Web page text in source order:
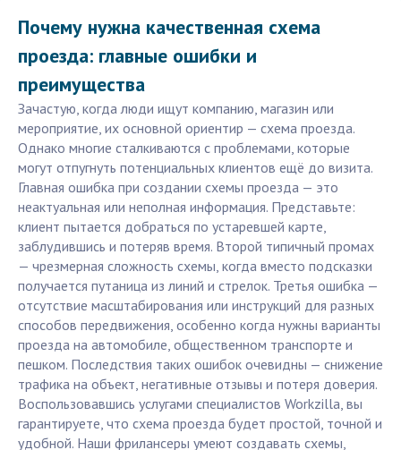
Почему нужна качественная схема
проезда: главные ошибки и
преимущества
Зачастую, когда люди ищут компанию, магазин или
мероприятие, их основной ориентир — схема проезда.
Однако многие сталкиваются с проблемами, которые
могут отпугнуть потенциальных клиентов ещё до визита.
Главная ошибка при создании схемы проезда — это
неактуальная или неполная информация. Представьте:
клиент пытается добраться по устаревшей карте,
заблудившись и потеряв время. Второй типичный промах
— чрезмерная сложность схемы, когда вместо подсказки
получается путаница из линий и стрелок. Третья ошибка —
отсутствие масштабирования или инструкций для разных
способов передвижения, особенно когда нужны варианты
проезда на автомобиле, общественном транспорте и
пешком. Последствия таких ошибок очевидны — снижение
трафика на объект, негативные отзывы и потеря доверия.
Воспользовавшись услугами специалистов Workzilla, вы
гарантируете, что схема проезда будет простой, точной и
удобной. Наши фрилансеры умеют создавать схемы,